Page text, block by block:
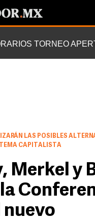
TORNEO
LAS POSIBLES
CAPITALISTA
Merkel y
nuevo